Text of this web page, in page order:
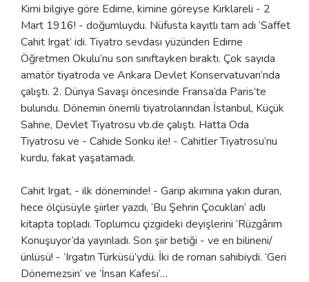
Kimi bilgiye göre Edirne, kimine göreyse Kırklareli - 2
Mart 1916! - doğumluydu. Nüfusta kayıtlı tam adı ‘Saffet
Cahit Irgat’ idi. Tiyatro sevdası yüzünden Edirne
Öğretmen Okulu’nu son sınıftayken bıraktı. Çok sayıda
amatör tiyatroda ve Ankara Devlet Konservatuvarı’nda
çalıştı. 2. Dünya Savaşı öncesinde Fransa’da Paris’te
bulundu. Dönemin önemli tiyatrolarından İstanbul, Küçük
Sahne, Devlet Tiyatrosu vb.de çalıştı. Hatta Oda
Tiyatrosu ve - Cahide Sonku ile! - Cahitler Tiyatrosu’nu
kurdu, fakat yaşatamadı.
Cahit Irgat, - ilk döneminde! - Garip akımına yakın duran,
hece ölçüsüyle şiirler yazdı, ‘Bu Şehrin Çocukları’ adlı
kitapta topladı. Toplumcu çizgideki deyişlerini ‘Rüzgârım
Konuşuyor’da yayınladı. Son şiir betiği - ve en bilineni/
ünlüsü! - ‘Irgatın Türküsü’ydü. İki de roman sahibiydi. ‘Geri
Dönemezsin’ ve ‘İnsan Kafesi’…